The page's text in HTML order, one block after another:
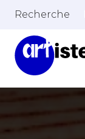
Recherche